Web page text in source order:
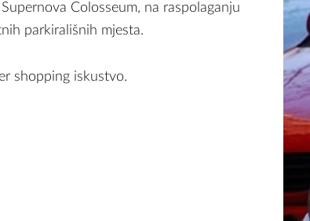
Colosseum, na raspolaganju
parkirališnih mjesta.
shopping iskustvo.